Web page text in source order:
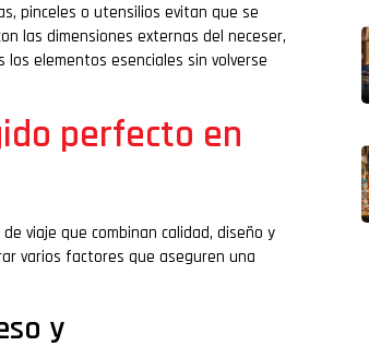
pinceles o utensilios evitan que se
las dimensiones externas del neceser,
elementos esenciales sin volverse
perfecto en
viaje que combinan calidad, diseño y
varios factores que aseguren una
y